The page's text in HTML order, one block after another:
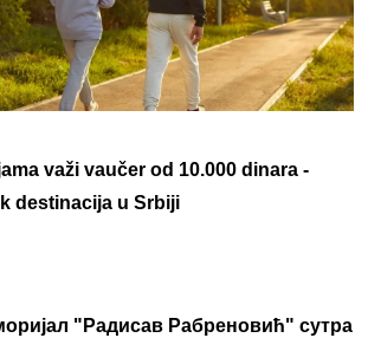
važi vaučer od 10.000 dinara -
destinacija u Srbiji
"Радисав Рабреновић" сутра